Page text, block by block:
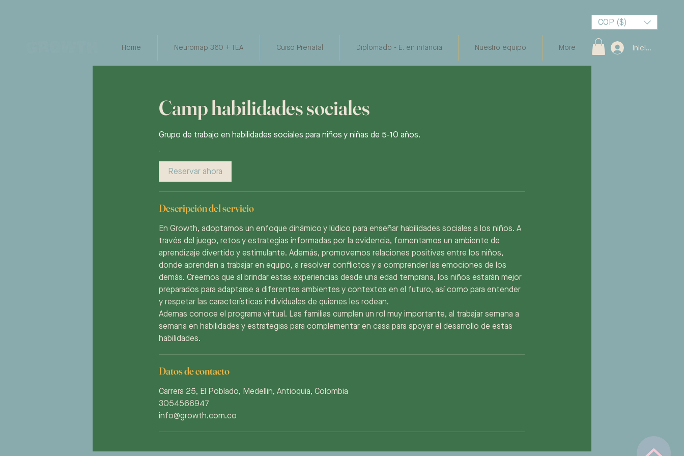
COP ($)
Home Neuromap 360 + TEA Curso Prenatal Diplomado - E. en infancia Nuestro equipo More Iniciar sesión
Camp habilidades sociales
Grupo de trabajo en habilidades sociales para niños y niñas de 5-10 años.
Reservar ahora
Descripción del servicio
En Growth, adoptamos un enfoque dinámico y lúdico para enseñar habilidades sociales a los niños. A
través del juego, retos y estrategias informadas por la evidencia, fomentamos un ambiente de
aprendizaje divertido y estimulante. Además, promovemos relaciones positivas entre los niños,
donde aprenden a trabajar en equipo, a resolver conflictos y a comprender las emociones de los
demás. Creemos que al brindar estas experiencias desde una edad temprana, los niños estarán mejor
preparados para adaptarse a diferentes ambientes y contextos en el futuro, así como para entender
y respetar las características individuales de quienes les rodean.
Ademas conoce el programa virtual. Las familias cumplen un rol muy importante, al trabajar semana a
semana en habilidades y estrategias para complementar en casa para apoyar el desarrollo de estas
habilidades.
Datos de contacto
Carrera 25, El Poblado, Medellin, Antioquia, Colombia
3054566947
info@growth.com.co